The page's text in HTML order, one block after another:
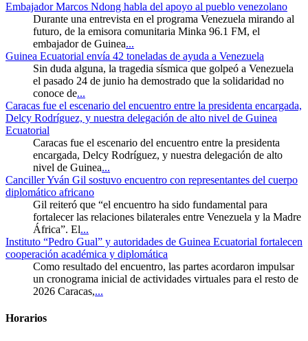
Embajador Marcos Ndong habla del apoyo al pueblo venezolano
Durante una entrevista en el programa Venezuela mirando al
futuro, de la emisora comunitaria Minka 96.1 FM, el
embajador de Guinea...
Guinea Ecuatorial envía 42 toneladas de ayuda a Venezuela
Sin duda alguna, la tragedia sísmica que golpeó a Venezuela
el pasado 24 de junio ha demostrado que la solidaridad no
conoce de...
Caracas fue el escenario del encuentro entre la presidenta encargada,
Delcy Rodríguez, y nuestra delegación de alto nivel de Guinea
Ecuatorial
Caracas fue el escenario del encuentro entre la presidenta
encargada, Delcy Rodríguez, y nuestra delegación de alto
nivel de Guinea...
Canciller Yván Gil sostuvo encuentro con representantes del cuerpo
diplomático africano
Gil reiteró que “el encuentro ha sido fundamental para
fortalecer las relaciones bilaterales entre Venezuela y la Madre
África”. El...
Instituto “Pedro Gual” y autoridades de Guinea Ecuatorial fortalecen
cooperación académica y diplomática
Como resultado del encuentro, las partes acordaron impulsar
un cronograma inicial de actividades virtuales para el resto de
2026 Caracas,...
Horarios